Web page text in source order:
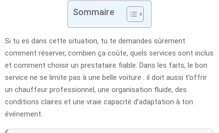
Sommaire
Si tu es dans cette situation, tu te demandes sûrement
comment réserver, combien ça coûte, quels services sont inclus
et comment choisir un prestataire fiable. Dans les faits, le bon
service ne se limite pas à une belle voiture : il doit aussi t’offrir
un chauffeur professionnel, une organisation fluide, des
conditions claires et une vraie capacité d’adaptation à ton
événement.